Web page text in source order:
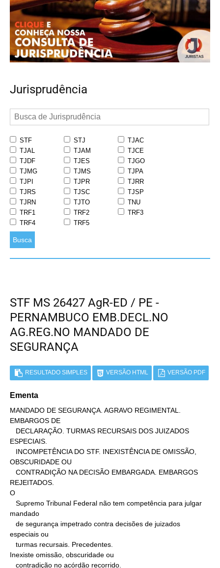
Jurisprudência
STF STJ
TJAC
TJAL
TJAM
TJCE
TJDF
TJES
TJGO
TJMG
TJMS
TJPA
TJPI
TJPR
TJRR
TJRS
TJSC
TJSP
TJRN
TJTO
TNU
TRF1
TRF2
TRF3
TRF4
TRF5
Busca
STF MS 26427 AgR-ED / PE -
PERNAMBUCO EMB.DECL.NO
AG.REG.NO MANDADO DE
SEGURANÇA
RESULTADO SIMPLES VERSÃO HTML VERSÃO PDF
Ementa
MANDADO DE SEGURANÇA. AGRAVO REGIMENTAL.
EMBARGOS DE
ESPECIAIS.
OBSCURIDADE OU
REJEITADOS.
O
mandado
especiais ou
Inexiste omissão, obscuridade ou